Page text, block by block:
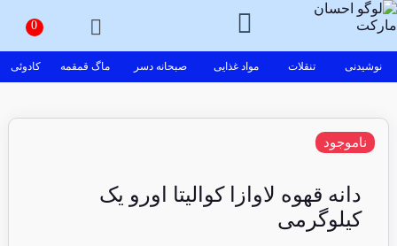
نوشیدنی تنقلات مواد غذایی صبحانه دسر ماگ قمقمه کادوئی
دانه قهوه لاوازا کوالیتا اورو یک
کیلوگرمی
ناموجود